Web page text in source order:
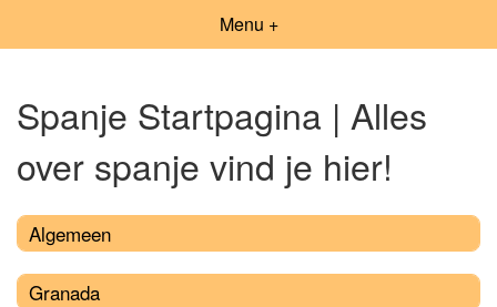
Menu +
Spanje Startpagina | Alles
over spanje vind je hier!
Algemeen
Granada